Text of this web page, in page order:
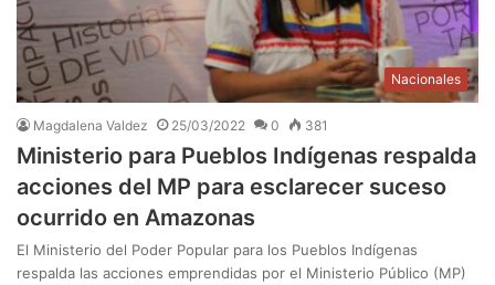
Nacionales
Magdalena Valdez 25/03/2022 0 381
Ministerio para Pueblos Indígenas respalda
acciones del MP para esclarecer suceso
ocurrido en Amazonas
El Ministerio del Poder Popular para los Pueblos Indígenas
respalda las acciones emprendidas por el Ministerio Público (MP)